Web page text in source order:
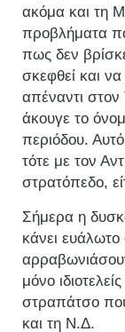
ακόμα και τη
προβλήματα
πως δεν
σκεφθεί και
απέναντι στον
άκουγε το
περιόδου.
τότε με τον
στρατόπεδο,
Σήμερα η
κάνει
μόνο
στραπάτσο
και τη Ν.Δ.